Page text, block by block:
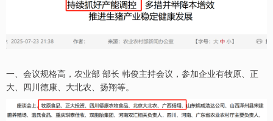
一、会议规格高，农业部 部长 韩俊主持会议，参加企业有牧原、正
大、四川德康、大北农、扬翔等。